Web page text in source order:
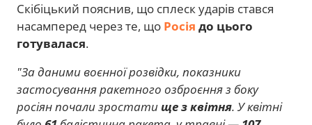
Скібіцький пояснив, що сплеск ударів стався
насамперед через те, що Росія до цього
готувалася.
"За даними воєнної розвідки, показники
застосування ракетного озброєння з боку
росіян почали зростати ще з квітня. У квітні